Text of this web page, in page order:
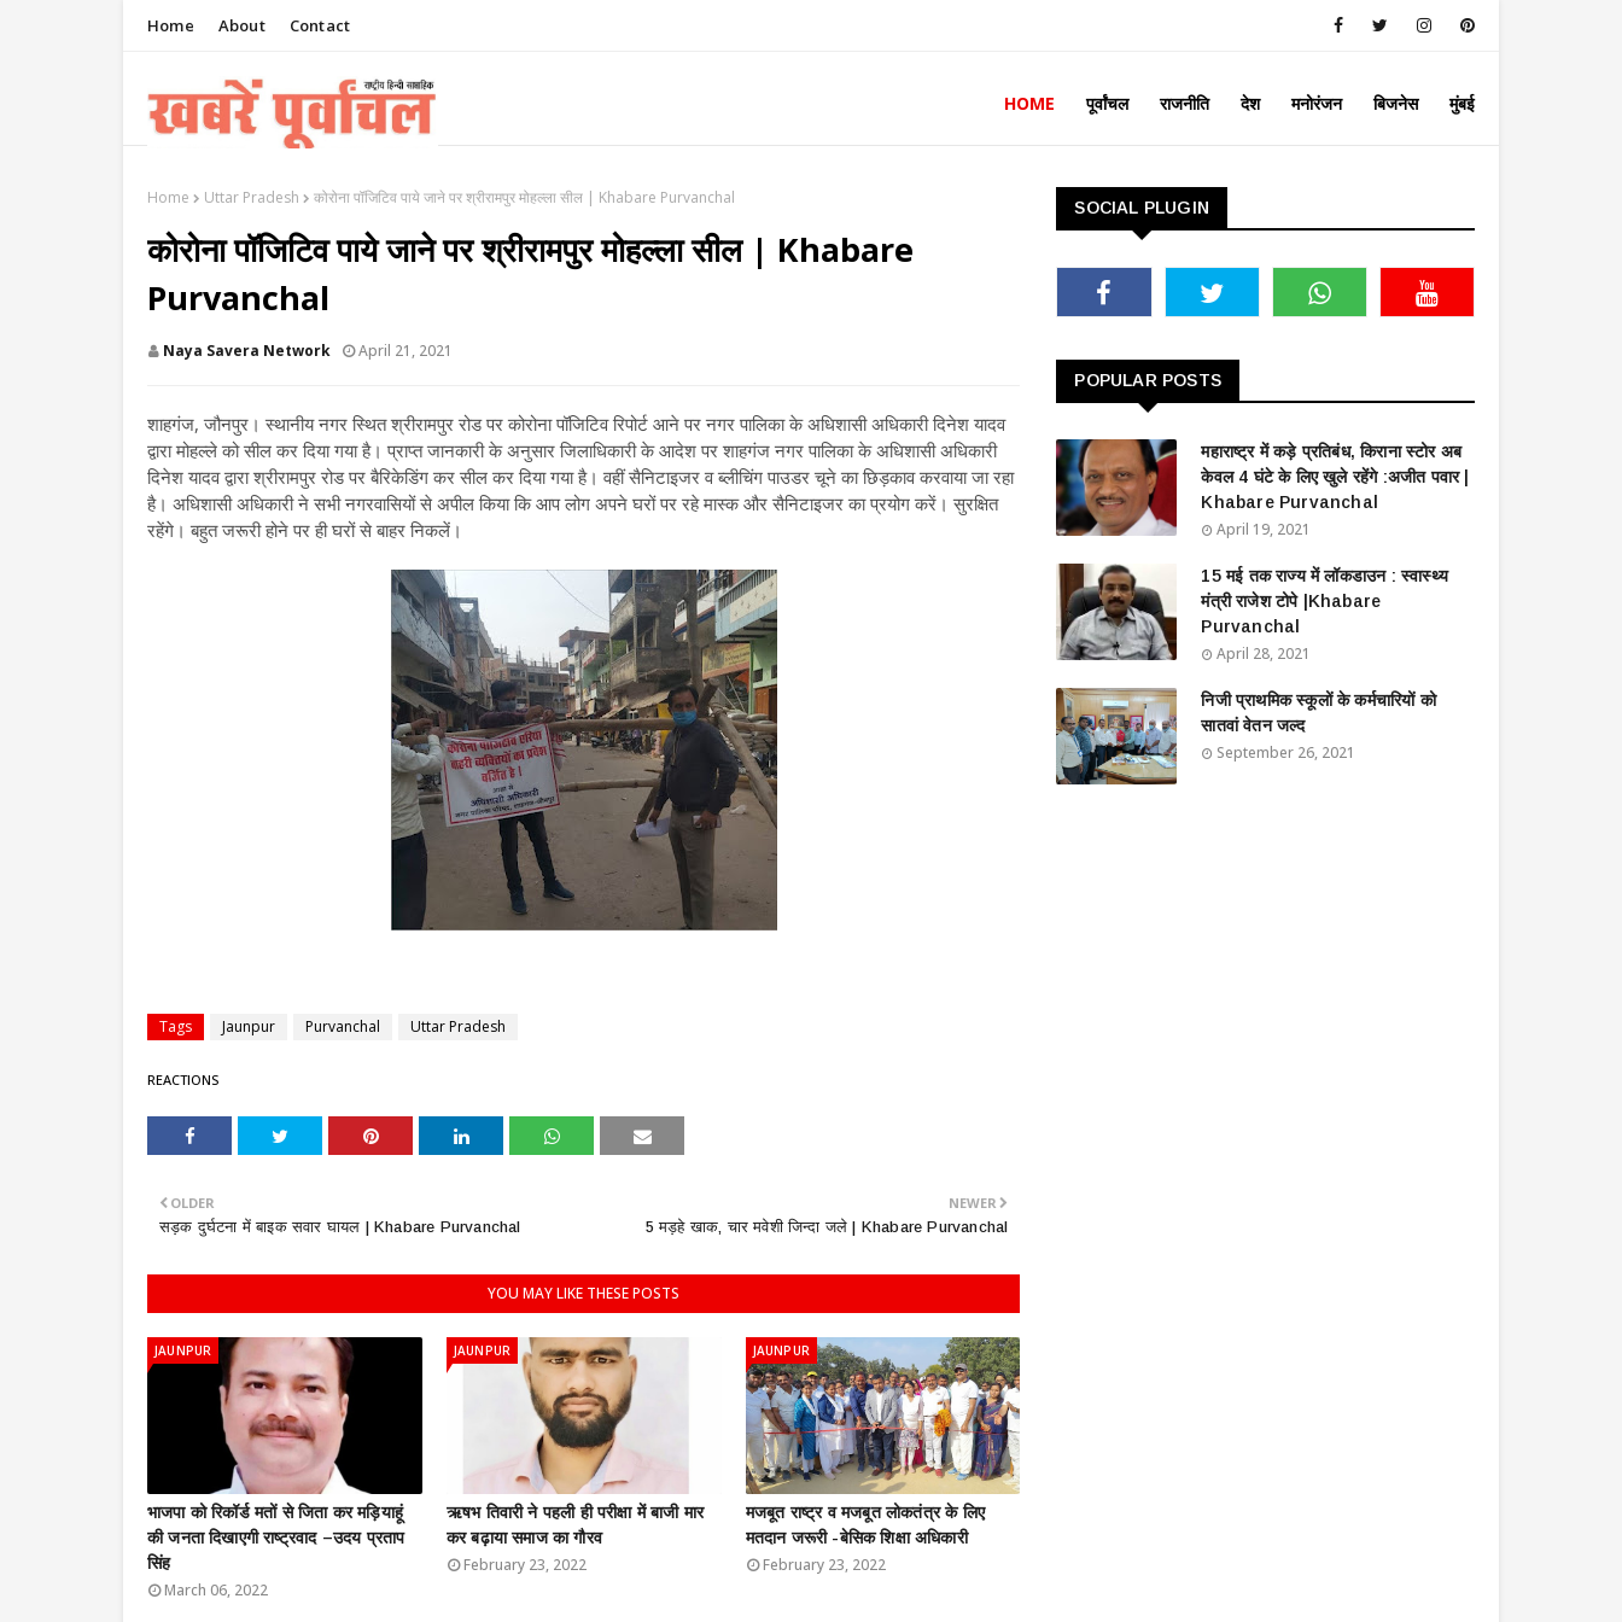
Home About Contact
HOME पूर्वांचल राजनीति देश मनोरंजन बिजनेस मुंबई
Home Uttar Pradesh कोरोना पॉजिटिव पाये जाने पर श्रीरामपुर मोहल्ला सील | Khabare Purvanchal
कोरोना पॉजिटिव पाये जाने पर श्रीरामपुर मोहल्ला सील | Khabare
Purvanchal
Naya Savera Network April 21, 2021
शाहगंज, जौनपुर। स्थानीय नगर स्थित श्रीरामपुर रोड पर कोरोना पॉजिटिव रिपोर्ट आने पर नगर पालिका के अधिशासी अधिकारी दिनेश यादव
द्वारा मोहल्ले को सील कर दिया गया है। प्राप्त जानकारी के अनुसार जिलाधिकारी के आदेश पर शाहगंज नगर पालिका के अधिशासी अधिकारी
दिनेश यादव द्वारा श्रीरामपुर रोड पर बैरिकेडिंग कर सील कर दिया गया है। वहीं सैनिटाइजर व ब्लीचिंग पाउडर चूने का छिड़काव करवाया जा रहा
है। अधिशासी अधिकारी ने सभी नगरवासियों से अपील किया कि आप लोग अपने घरों पर रहे मास्क और सैनिटाइजर का प्रयोग करें। सुरक्षित
रहेंगे। बहुत जरूरी होने पर ही घरों से बाहर निकलें।
Tags Jaunpur Purvanchal Uttar Pradesh
REACTIONS
NEWER
5 मड़हे खाक, चार मवेशी जिन्दा जले | Khabare Purvanchal
OLDER
सड़क दुर्घटना में बाइक सवार घायल | Khabare Purvanchal
YOU MAY LIKE THESE POSTS
JAUNPUR
भाजपा को रिकॉर्ड मतों से जिता कर मड़ियाहूं
की जनता दिखाएगी राष्ट्रवाद –उदय प्रताप
सिंह
March 06, 2022
JAUNPUR
ऋषभ तिवारी ने पहली ही परीक्षा में बाजी मार
कर बढ़ाया समाज का गौरव
February 23, 2022
JAUNPUR
मजबूत राष्ट्र व मजबूत लोकतंत्र के लिए
मतदान जरूरी -बेसिक शिक्षा अधिकारी
February 23, 2022
SOCIAL PLUGIN
POPULAR POSTS
महाराष्ट्र में कड़े प्रतिबंध, किराना स्टोर अब
केवल 4 घंटे के लिए खुले रहेंगे :अजीत पवार |
Khabare Purvanchal
April 19, 2021
15 मई तक राज्य में लॉकडाउन : स्वास्थ्य
मंत्री राजेश टोपे |Khabare
Purvanchal
April 28, 2021
निजी प्राथमिक स्कूलों के कर्मचारियों को
सातवां वेतन जल्द
September 26, 2021